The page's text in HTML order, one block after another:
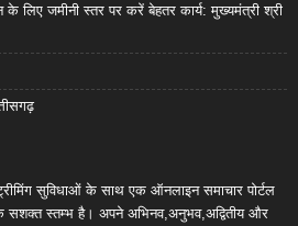
के लिए जमीनी स्तर पर करें बेहतर कार्य: मुख्यमंत्री श्री
सुविधाओं के साथ एक ऑनलाइन समाचार पोर्टल
सशक्त स्तम्भ है। अपने अभिनव,अनुभव,अद्वितीय और